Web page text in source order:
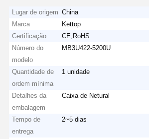
Lugar de origem China
Marca
Kettop
Certificação
CE,RoHS
Número do
modelo
MB3U422-5200U
Quantidade de
ordem mínima
1 unidade
Detalhes da
embalagem
Caixa de Netural
Tempo de
entrega
2~5 dias